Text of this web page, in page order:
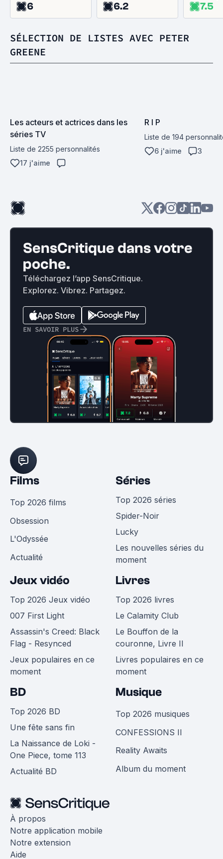
6 6.2 7.5
SÉLECTION DE LISTES AVEC PETER
GREENE
Les acteurs et actrices dans les
séries TV
Liste de 2255 personnalités
17 j'aime
R I P
Liste de 194
6 j'aime
3
SensCritique dans votre
poche.
Téléchargez l’app SensCritique.
Explorez. Vibrez. Partagez.
EN SAVOIR PLUS
Films
Top 2026 films
Obsession
L'Odyssée
Actualité
Séries
Top 2026 séries
Spider-Noir
Lucky
Les nouvelles séries du
moment
Jeux vidéo
Top 2026 Jeux vidéo
007 First Light
Assassin's Creed: Black
Flag - Resynced
Jeux populaires en ce
moment
Livres
Top 2026 livres
Le Calamity Club
Le Bouffon de la
couronne, Livre II
Livres populaires en ce
moment
BD
Top 2026 BD
Une fête sans fin
La Naissance de Loki -
One Piece, tome 113
Actualité BD
Musique
Top 2026 musiques
CONFESSIONS II
Reality Awaits
Album du moment
À propos
Notre application mobile
Notre extension
Aide